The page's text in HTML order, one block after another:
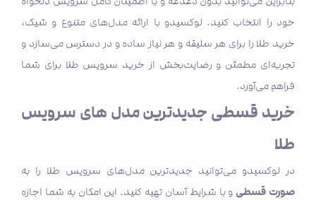
خود را انتخاب کنید. لوکسیدو با ارائه مدل‌های متنوع و شیک،
خرید طلا را برای هر سلیقه و هر نیاز ساده و در دسترس می‌سازد و
تجربه‌ای مطمئن و رضایت‌بخش از خرید سرویس طلا برای شما
فراهم می‌آورد.
خرید قسطی جدیدترین مدل های سرویس
طلا
در لوکسیدو می‌توانید جدیدترین مدل‌های سرویس طلا را به
صورت قسطی و با شرایط آسان تهیه کنید. این امکان به شما اجازه